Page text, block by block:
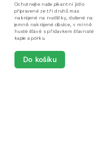
Do košíku
Ochutnejte naše pikantní jídlo
připravené ze tří druhů mas
nakrájené na nudličky, dušené na
jemně nakrájené cibulce, v mírně
husté šťávě s přídavkem šťavnaté
kapie a pórku.